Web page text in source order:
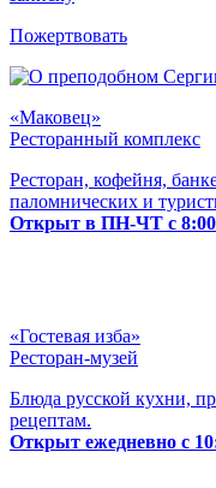
Пожертвовать
«Маковец»
Ресторанный комплекс
Ресторан, кофейня,
паломнических и
Открыт в ПН-ЧТ с 8:00
«Гостевая изба»
Ресторан-музей
Блюда русской кухни,
рецептам.
Открыт ежедневно с